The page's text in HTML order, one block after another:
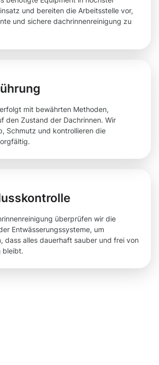
und bereiten die Arbeitsstelle vor,
und sichere dachrinnenreinigung zu
mit bewährten Methoden,
den Zustand der Dachrinnen. Wir
Schmutz und kontrollieren die
überprüfen wir die
Entwässerungssysteme, um
dass alles dauerhaft sauber und frei von
bleibt.